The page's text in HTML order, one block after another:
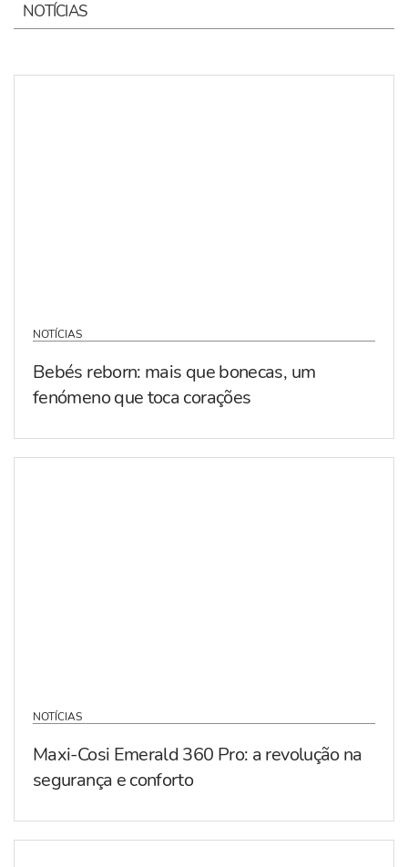
NOTÍCIAS
NOTÍCIAS
Bebés reborn: mais que bonecas, um
fenómeno que toca corações
NOTÍCIAS
Maxi-Cosi Emerald 360 Pro: a revolução na
segurança e conforto